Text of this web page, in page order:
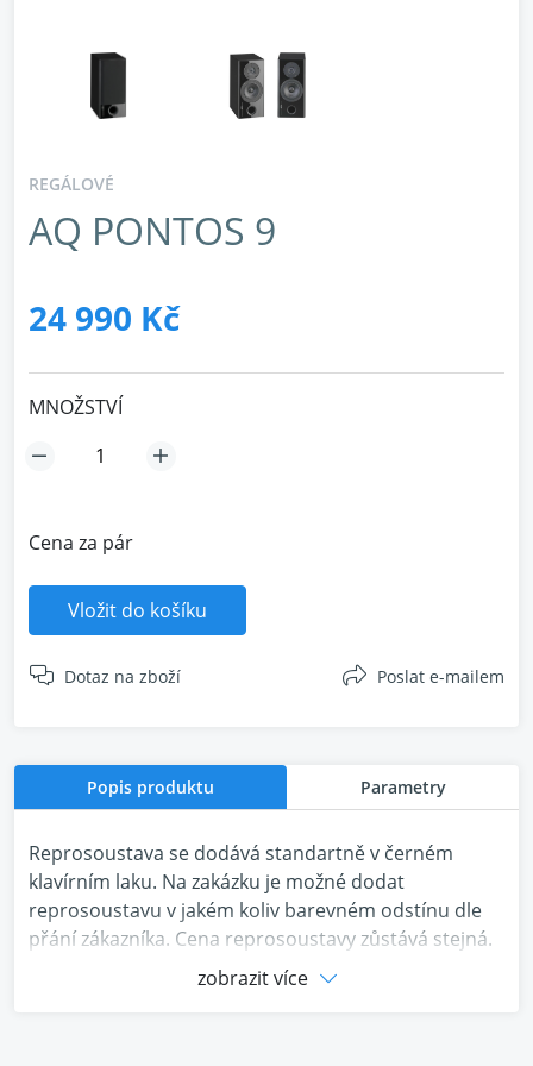
REGÁLOVÉ
AQ PONTOS 9
24 990 Kč
MNOŽSTVÍ
Cena za pár
Vložit do košíku
Dotaz na zboží Poslat e-mailem
Popis produktu Parametry
Reprosoustava se dodává standartně v černém
klavírním laku. Na zakázku je možné dodat
reprosoustavu v jakém koliv barevném odstínu dle
přání zákazníka. Cena reprosoustavy zůstává stejná.
zobrazit více